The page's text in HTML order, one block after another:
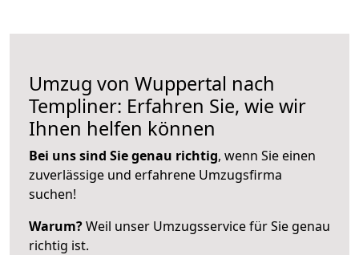
Umzug von Wuppertal nach
Templiner: Erfahren Sie, wie wir
Ihnen helfen können
Bei uns sind Sie genau richtig, wenn Sie einen
zuverlässige und erfahrene Umzugsfirma
suchen!
Warum?Weil unser Umzugsservice für Sie genau
richtig ist.